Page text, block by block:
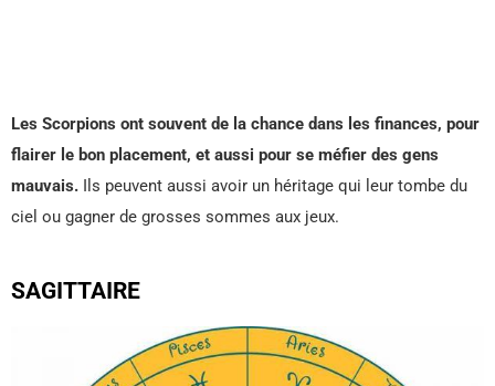
Les Scorpions ont souvent de la chance dans les finances, pour
flairer le bon placement, et aussi pour se méfier des gens
mauvais. Ils peuvent aussi avoir un héritage qui leur tombe du
ciel ou gagner de grosses sommes aux jeux.
SAGITTAIRE